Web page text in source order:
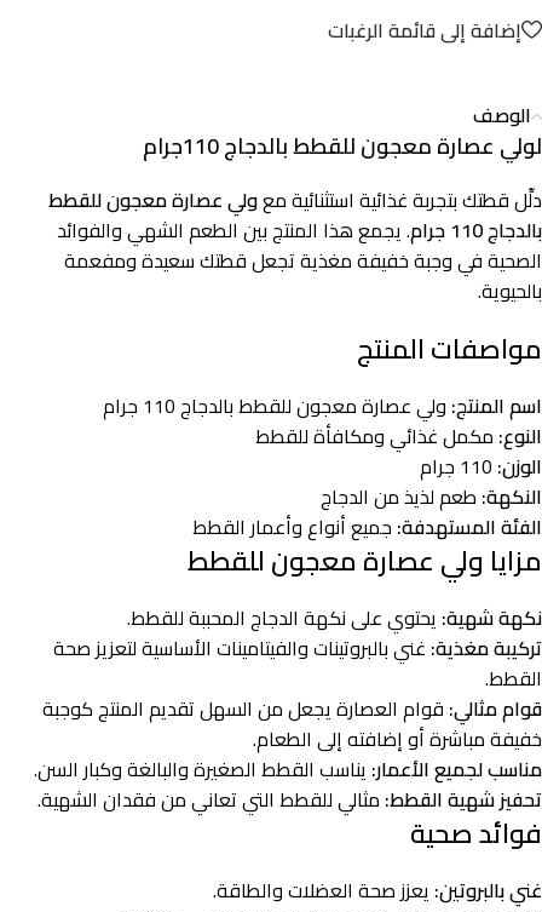
إضافة إلى قائمة الرغبات
الوصف
لولي عصارة معجون للقطط بالدجاج 110جرام
دلِّل قطتك بتجربة غذائية استثنائية معولي عصارة معجون للقطط
بالدجاج 110 جرام
. يجمع هذا المنتج بين الطعم الشهي والفوائد
الصحية في وجبة خفيفة مغذية تجعل قطتك سعيدة ومفعمة
بالحيوية.
مواصفات المنتج
اسم المنتج: ولي عصارة معجون للقطط بالدجاج 110 جرام
النوع: مكمل غذائي ومكافأة للقطط
الوزن:
النكهة: طعم لذيذ من الدجاج
الفئة المستهدفة: جميع أنواع وأعمار القطط
مزايا ولي عصارة معجون للقطط
نكهة شهية: يحتوي على نكهة الدجاج المحببة للقطط.
تركيبة مغذية: غني بالبروتينات والفيتامينات الأساسية لتعزيز صحة
القطط.
قوام مثالي: قوام العصارة يجعل من السهل تقديم المنتج كوجبة
خفيفة مباشرة أو إضافته إلى الطعام.
مناسب لجميع الأعمار: يناسب القطط الصغيرة والبالغة وكبار السن.
تحفيز شهية القطط: مثالي للقطط التي تعاني من فقدان الشهية.
فوائد صحية
غني بالبروتين: يعزز صحة العضلات والطاقة.